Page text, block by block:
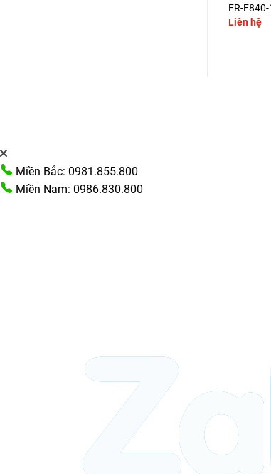
FR-F840-
Liên hệ
Miền Bắc: 0981.855.800
Miền Nam: 0986.830.800